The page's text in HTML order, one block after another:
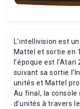
L’intellivision est
Mattel et sortie en
l’époque est
suivant sa sortie
unités et Mattel
Au final, la console
d’unités à travers